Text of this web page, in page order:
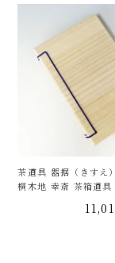
茶道具 器据（きすえ
桐木地 幸斎 茶箱道具